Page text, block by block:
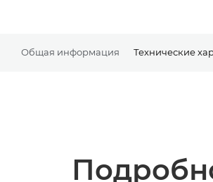
Общая информация Технические